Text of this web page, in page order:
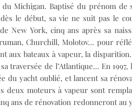
Michigan. Baptisé du prénom
le début, sa vie ne suit pas le
New York, cinq ans après sa
Churchill, Molotov… pour
aux bateaux à vapeur, la
traversée de l’Atlantique… En
yacht oublié, et lancent sa
deux moteurs à vapeur sont
ans de rénovation redonneront